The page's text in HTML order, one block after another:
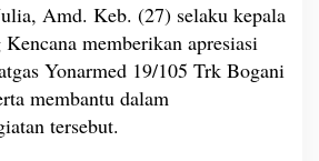
a
t
a
n
G
r
Amd. Keb. (27) selaku kepala
memberikan apresiasi
Yonarmed 19/105 Trk Bogani
membantu dalam
tersebut.